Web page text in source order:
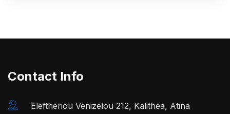
Contact Info
Eleftheriou Venizelou 212, Kalithea, Atina